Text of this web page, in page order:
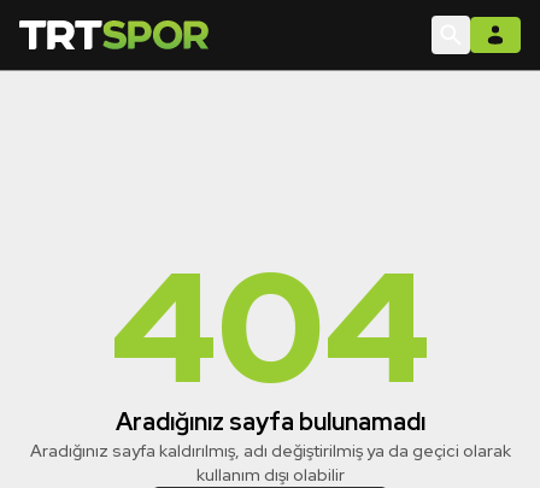
404
Aradığınız sayfa bulunamadı
Aradığınız sayfa kaldırılmış, adı değiştirilmiş ya da geçici olarak
kullanım dışı olabilir